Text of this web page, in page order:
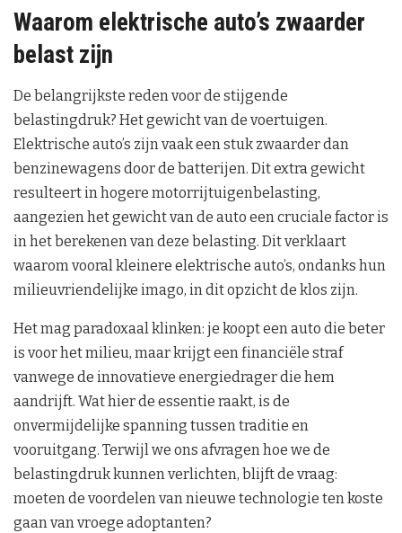
Waarom elektrische auto’s zwaarder
belast zijn
De belangrijkste reden voor de stijgende
belastingdruk? Het gewicht van de voertuigen.
Elektrische auto’s zijn vaak een stuk zwaarder dan
benzinewagens door de batterijen. Dit extra gewicht
resulteert in hogere motorrijtuigenbelasting,
aangezien het gewicht van de auto een cruciale factor is
in het berekenen van deze belasting. Dit verklaart
waarom vooral kleinere elektrische auto’s, ondanks hun
milieuvriendelijke imago, in dit opzicht de klos zijn.
Het mag paradoxaal klinken: je koopt een auto die beter
is voor het milieu, maar krijgt een financiële straf
vanwege de innovatieve energiedrager die hem
aandrijft. Wat hier de essentie raakt, is de
onvermijdelijke spanning tussen traditie en
vooruitgang. Terwijl we ons afvragen hoe we de
belastingdruk kunnen verlichten, blijft de vraag:
moeten de voordelen van nieuwe technologie ten koste
gaan van vroege adoptanten?